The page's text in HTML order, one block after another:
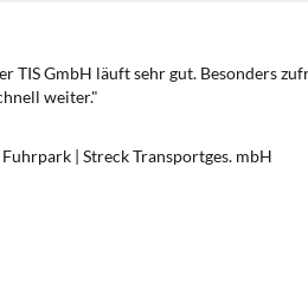
TIS GmbH läuft sehr gut. Besonders
weiter."
| Streck Transportges. mbH